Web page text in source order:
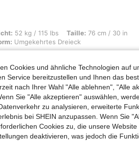
lbs, Taille: 76 cm / 30 in, Hüften: 104 cm /
52 kg / 115 lbs Taille: 76 cm / 30 in
Umgekehrtes Dreieck
zu
Ansehen
Cookies und ähnliche Technologien auf
Service bereitzustellen und Ihnen das
nach Ihrer Wahl "Alle ablehnen", "Alle
Sie "Alle akzeptieren" auswählen,
zu analysieren, erweiterte
bei SHEIN anzupassen. Wenn Sie
Cookies zu, die unsere
deaktivieren, was jedoch die